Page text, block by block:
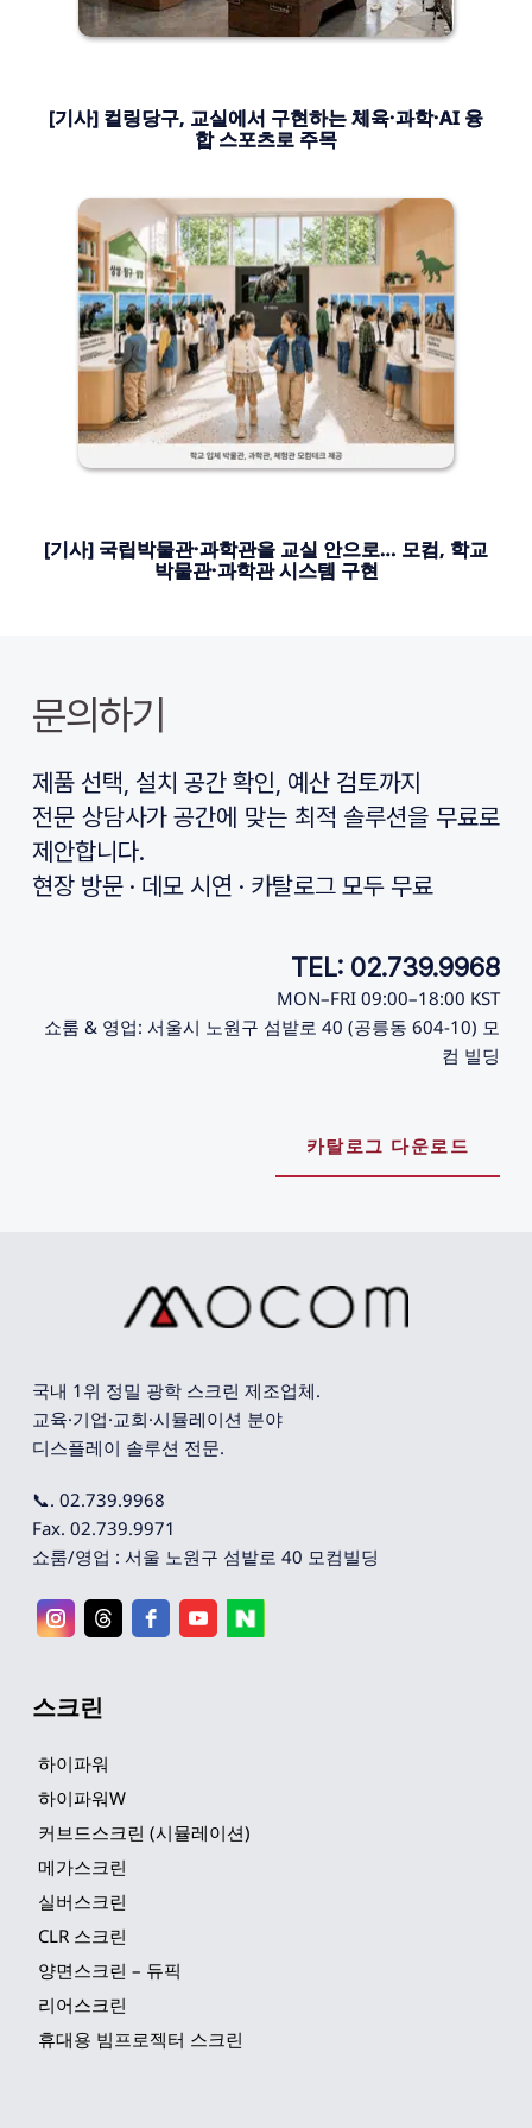
[기사] 컬링당구, 교실에서 구현하는 체육·과학·AI 융
합 스포츠로 주목
[기사] 국립박물관·과학관을 교실 안으로… 모컴, 학교
박물관·과학관 시스템 구현
문의하기
제품 선택, 설치 공간 확인, 예산 검토까지
전문 상담사가 공간에 맞는 최적 솔루션을 무료로
제안합니다.
현장 방문 · 데모 시연 · 카탈로그 모두 무료
TEL: 02.739.9968
MON–FRI 09:00–18:00 KST
쇼룸 & 영업: 서울시 노원구 섬밭로 40 (공릉동 604-10) 모
컴 빌딩
카탈로그 다운로드
국내 1위 정밀 광학 스크린 제조업체.
교육·기업·교회·시뮬레이션 분야
디스플레이 솔루션 전문.
📞. 02.739.9968
Fax. 02.739.9971
쇼룸/영업 : 서울 노원구 섬밭로 40 모컴빌딩
스크린
하이파워
하이파워W
커브드스크린 (시뮬레이션)
메가스크린
실버스크린
CLR 스크린
양면스크린 – 듀픽
리어스크린
휴대용 빔프로젝터 스크린